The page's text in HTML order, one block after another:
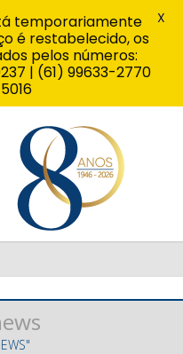
temporariamente
é restabelecido, os
pelos números:
| (61) 99633-2770
X